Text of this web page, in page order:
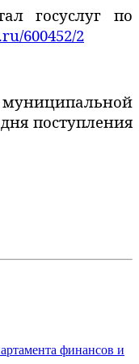
госуслуг по
600452/2
муниципальной
поступления
финансов и